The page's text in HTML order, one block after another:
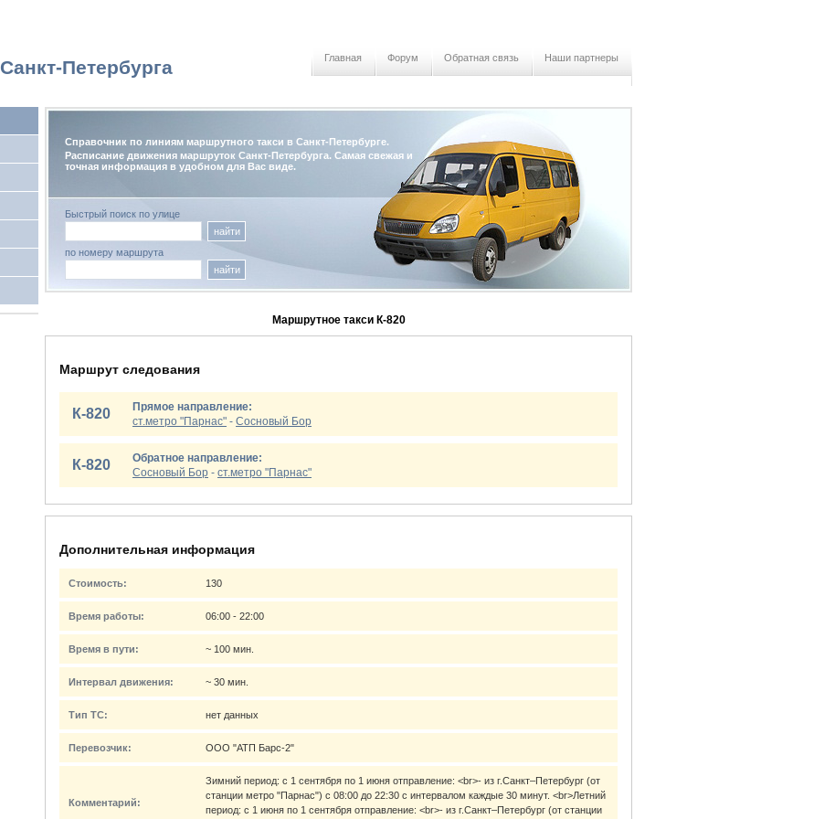
Санкт-Петербурга Главная Форум Обратная связь Наши партнеры
Справочник по линиям маршрутного такси в Санкт-Петербурге.
Расписание движения маршруток Санкт-Петербурга. Самая свежая и
точная информация в удобном для Вас виде.
Быстрый поиск по улице
найти
по номеру маршрута
найти
Маршрутное такси К-820
Маршрут следования
К-820
Прямое направление:
ст.метро "Парнас" - Сосновый Бор
К-820
Обратное направление:
Сосновый Бор - ст.метро "Парнас"
Дополнительная информация
Стоимость: 130
Время работы: 06:00 - 22:00
Время в пути: ~ 100 мин.
Интервал движения: ~ 30 мин.
Тип ТС: нет данных
Перевозчик: ООО "АТП Барс-2"
Комментарий:
Зимний период: с 1 сентября по 1 июня отправление: <br>- из г.Санкт–Петербург (от
станции метро "Парнас") c 08:00 до 22:30 с интервалом каждые 30 минут. <br>Летний
период: с 1 июня по 1 сентября отправление: <br>- из г.Санкт–Петербург (от станции